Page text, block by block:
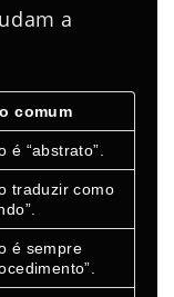
a
comum
é “abstrato”.
traduzir como
é sempre